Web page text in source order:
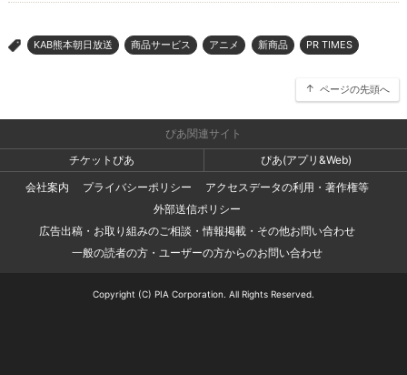
> KAB熊本朝日放送 商品サービス アニメ 新商品 PR TIMES
ページの先頭へ
ぴあ関連サイト
チケットぴあ
ぴあ(アプリ&Web)
会社案内
プライバシーポリシー
アクセスデータの利用・著作権等
外部送信ポリシー
広告出稿・お取り組みのご相談・情報掲載・その他お問い合わせ
一般の読者の方・ユーザーの方からのお問い合わせ
Copyright (C) PIA Corporation. All Rights Reserved.